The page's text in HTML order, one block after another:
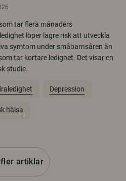
tar flera månaders
löper lägre risk att utveckla
symtom under småbarnsåren än
tar kortare ledighet. Det visar en
studie.
Depression
hälsa
artiklar